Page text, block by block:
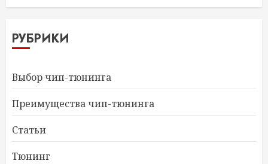
РУБРИКИ
Выбор чип-тюнинга
Преимущества чип-тюнинга
Статьи
Тюнинг